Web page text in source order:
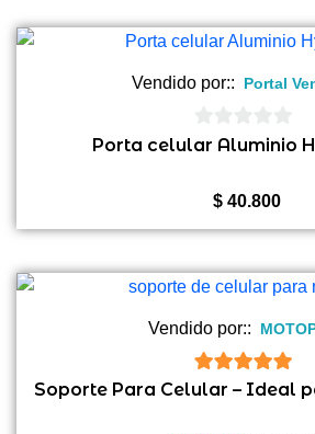
Vendido por:: Portal
0
Porta celular Aluminio
$ 40.800
Vendido por::
5de 5
Soporte Para Celular – Ideal